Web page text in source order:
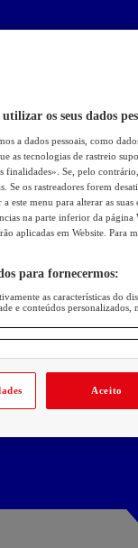
os seus dados
a dados pessoais, como
as tecnologias de rastreio
finalidades». Se, pelo
Se os rastreadores forem
este menu para alterar as
na parte inferior da
aplicadas em Website. Para
para fornecermos:
as características do
e conteúdos personalizados,
Aceito